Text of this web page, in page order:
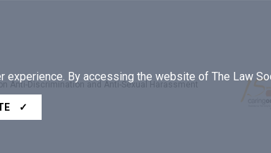
experience. By accessing the website of The Law
✓
Anti-Discrimination and Anti-Sexual Harassment
載